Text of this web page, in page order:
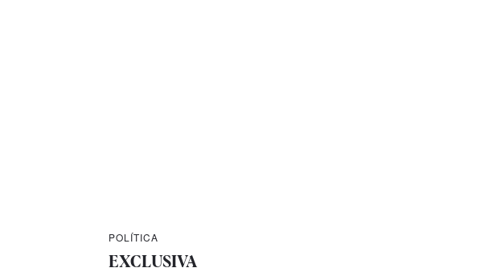
POLÍTICA
EXCLUSIVA